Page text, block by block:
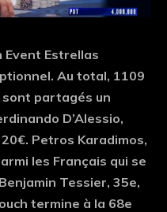
Event Estrellas
Au total, 1109
partagés un
D’Alessio,
Petros Karadimos,
les Français qui se
Tessier, 35e,
termine à la 68e